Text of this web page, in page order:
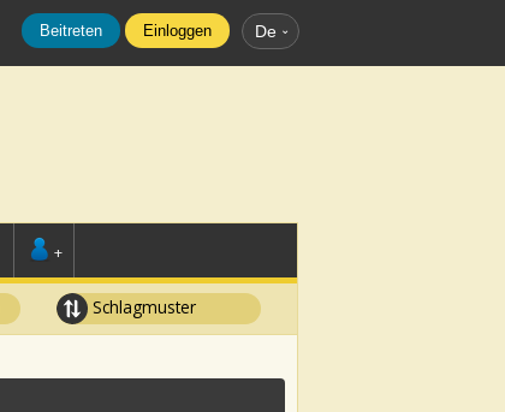
Beitreten Einloggen De
+
Schlagmuster